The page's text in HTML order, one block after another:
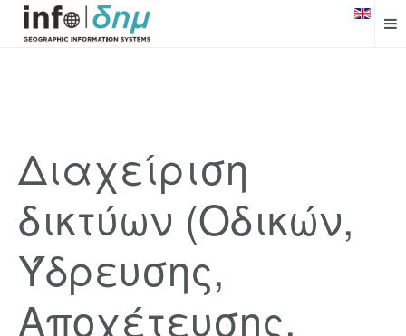
Διαχείριση
δικτύων (Οδικών,
Ύδρευσης,
Αποχέτευσης,